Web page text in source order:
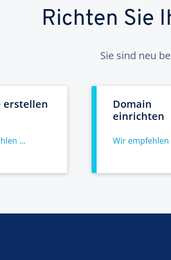
Richten Sie
Sie sind neu
erstellen
...
Domain
einrichten
Wir empfehlen